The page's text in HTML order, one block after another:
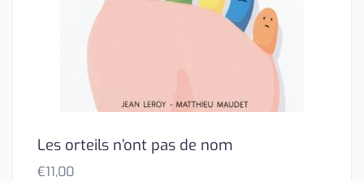
Les orteils n’ont pas de nom
€11,00